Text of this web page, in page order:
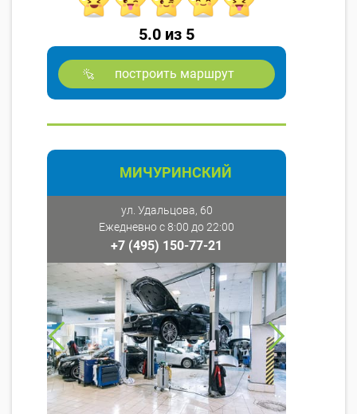
5.0 из 5
построить маршрут
МИЧУРИНСКИЙ
ул. Удальцова, 60
Ежедневно с 8:00 до 22:00
+7 (495) 150-77-21